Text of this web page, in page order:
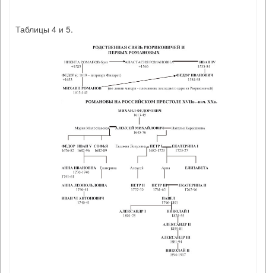
Таблицы 4 и 5.